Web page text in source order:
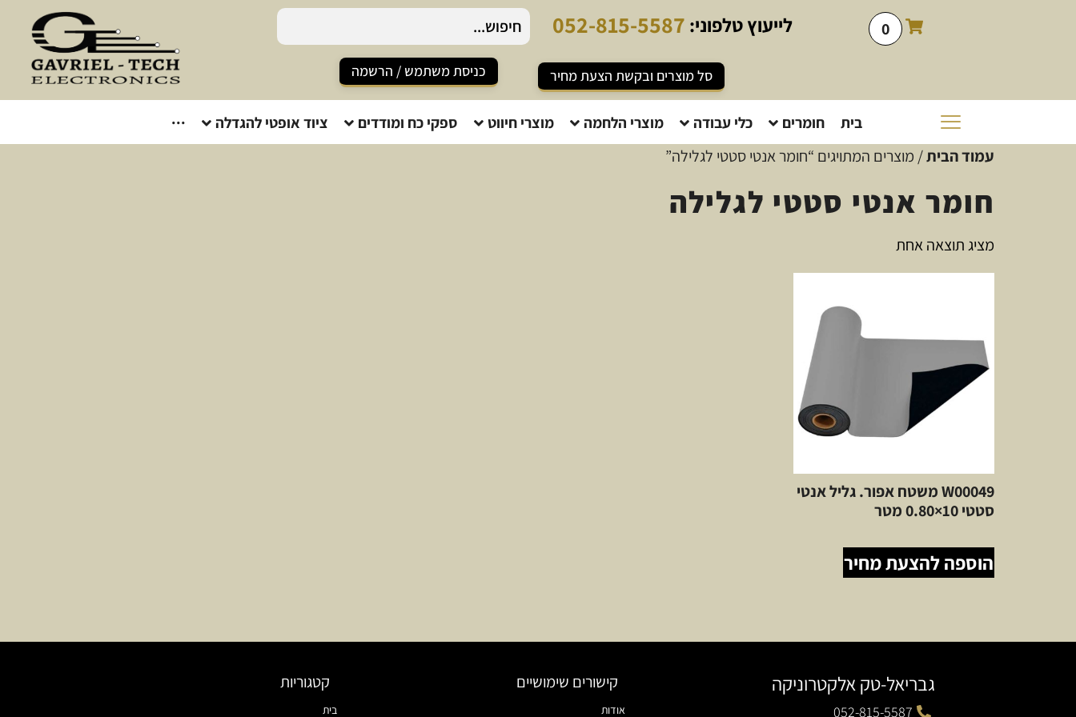
0 לייעוץטלפוני: 052-815-5587
סל מוצרים ובקשת הצעת מחיר כניסת משתמש / הרשמה
בית חומרים כלי עבודה מוצרי הלחמה מוצרי חיווט ספקי כח ומודדים ציוד אופטי להגדלה ···
עמוד הבית/ מוצרים המתויגים “חומר אנטי סטטי לגלילה”
חומר אנטי סטטי לגלילה
מציג תוצאה אחת
W00049 משטח אפור. גליל אנטי
סטטי 10×0.80 מטר
הוספה להצעת מחיר
גבריאל-טק אלקטרוניקה
052-815-5587
קישורים שימושיים
אודות
קטגוריות
בית